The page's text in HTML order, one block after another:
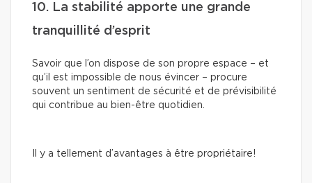
10. La stabilité apporte une grande
tranquillité d’esprit
Savoir que l’on dispose de son propre espace – et
qu’il est impossible de nous évincer – procure
souvent un sentiment de sécurité et de prévisibilité
qui contribue au bien-être quotidien.
Il y a tellement d’avantages à être propriétaire!